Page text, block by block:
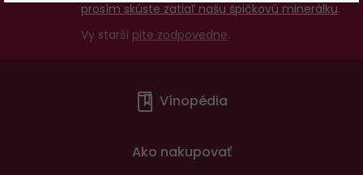
prosím skúste zatiaľ našu špičkovú minerálku.
Vy starší pite zodpovedne.
Vínopédia
Ako nakupovať